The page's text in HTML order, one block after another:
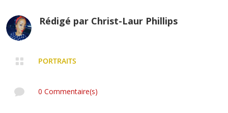
Rédigé par Christ-Laur Phillips
 PORTRAITS
 0 Commentaire(s)